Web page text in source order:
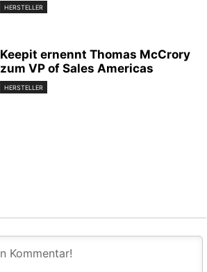
HERSTELLER
Keepit ernennt Thomas McCrory
zum VP of Sales Americas
HERSTELLER